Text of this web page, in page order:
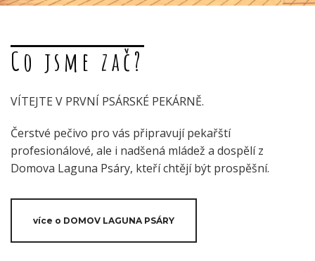
Co jsme zač?
VÍTEJTE V PRVNÍ PSÁRSKÉ PEKÁRNĚ.
Čerstvé pečivo pro vás připravují pekařští
profesionálové, ale i nadšená mládež a dospělí z
Domova Laguna Psáry, kteří chtějí být prospěšní.
více o DOMOV LAGUNA PSÁRY